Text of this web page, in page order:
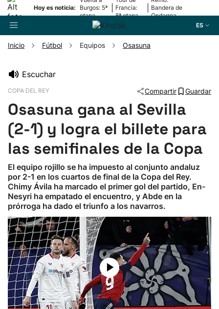
Hoy es noticia:
Burgos: 5ª
etapa
Francia:
8ª etapa
Bandera de
Ondarroa
ES
Pelota
Remo
Baloncesto
Ciclismo
Herri-kirolak
Balonmano
Kirolak 360
Inicio Fútbol Equipos Osasuna
Escuchar
COPA DEL REY Compartir Guardar
Osasuna gana al Sevilla
(2-1) y logra el billete para
las semifinales de la Copa
El equipo rojillo se ha impuesto al conjunto andaluz
por 2-1 en los cuartos de final de la Copa del Rey.
Chimy Ávila ha marcado el primer gol del partido, En-
Nesyri ha empatado el encuentro, y Abde en la
prórroga ha dado el triunfo a los navarros.